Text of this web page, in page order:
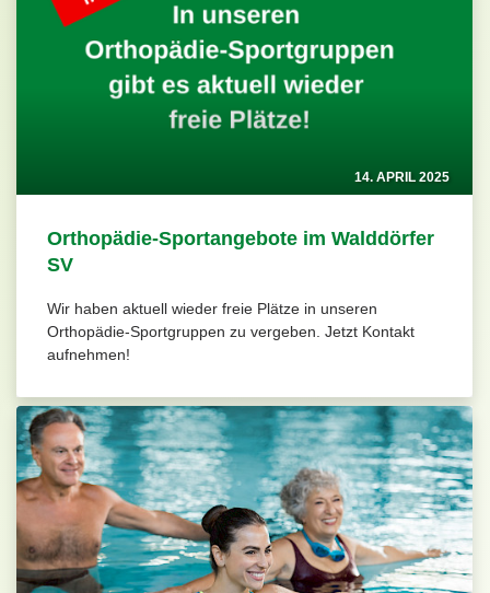
14. APRIL 2025
Orthopädie-Sportangebote im Walddörfer
SV
Wir haben aktuell wieder freie Plätze in unseren
Orthopädie-Sportgruppen zu vergeben. Jetzt Kontakt
aufnehmen!